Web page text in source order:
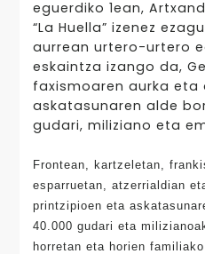
eguerdiko 1ean,
“La Huella” izenez
aurrean urtero-urtero
eskaintza izango da,
faxismoaren aurka eta
askatasunaren alde
gudari, miliziano eta
Frontean, kartzeletan,
esparruetan, atzerrialdian
printzipioen eta
40.000 gudari eta
horretan eta horien